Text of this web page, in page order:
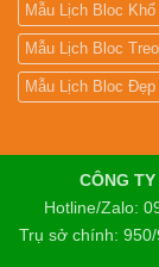
Mẫu Lịch Bloc
Mẫu Lịch Bloc
Mẫu Lịch Bloc Đẹp
CÔNG
Hotline/Zalo:
Trụ sở chính: